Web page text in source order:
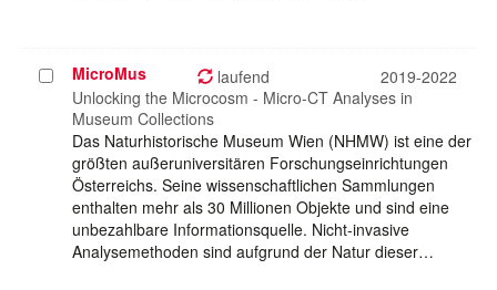
Projekt
auswählen
MicroMus laufend
2019-2022
Unlocking the Microcosm - Micro-CT Analyses in
Museum Collections
Das Naturhistorische Museum Wien (NHMW) ist eine der
größten außeruniversitären Forschungseinrichtungen
Österreichs. Seine wissenschaftlichen Sammlungen
enthalten mehr als 30 Millionen Objekte und sind eine
unbezahlbare Informationsquelle. Nicht-invasive
Analysemethoden sind aufgrund der Natur dieser…